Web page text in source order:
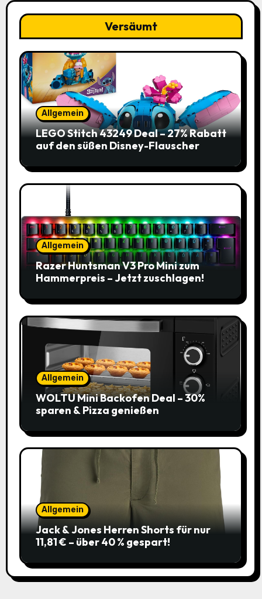
Versäumt
Allgemein
LEGO Stitch 43249 Deal – 27% Rabatt
auf den süßen Disney-Flauscher
Allgemein
Razer Huntsman V3 Pro Mini zum
Hammerpreis – Jetzt zuschlagen!
Allgemein
WOLTU Mini Backofen Deal – 30%
sparen & Pizza genießen
Allgemein
Jack & Jones Herren Shorts für nur
11,81 € – über 40 % gespart!